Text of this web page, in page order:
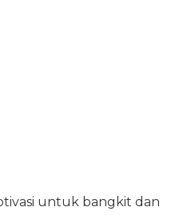
untuk bangkit dan